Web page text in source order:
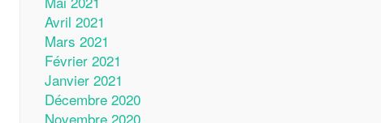
Avril 2021
Mars 2021
Février 2021
Janvier 2021
Décembre 2020
Novembre 2020